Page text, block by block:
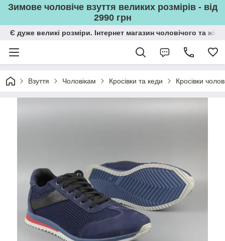
Зимове чоловіче взуття великих розмірів - від
2990 грн
Є дуже великі розміри. Інтернет магазин чоловічого та
Взуття Чоловікам Кросівки та кеди Кросівки